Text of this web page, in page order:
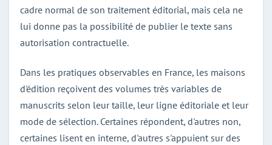
cadre normal de son traitement éditorial, mais cela ne
lui donne pas la possibilité de publier le texte sans
autorisation contractuelle.
Dans les pratiques observables en France, les maisons
d'édition reçoivent des volumes très variables de
manuscrits selon leur taille, leur ligne éditoriale et leur
mode de sélection. Certaines répondent, d'autres non,
certaines lisent en interne, d'autres s'appuient sur des